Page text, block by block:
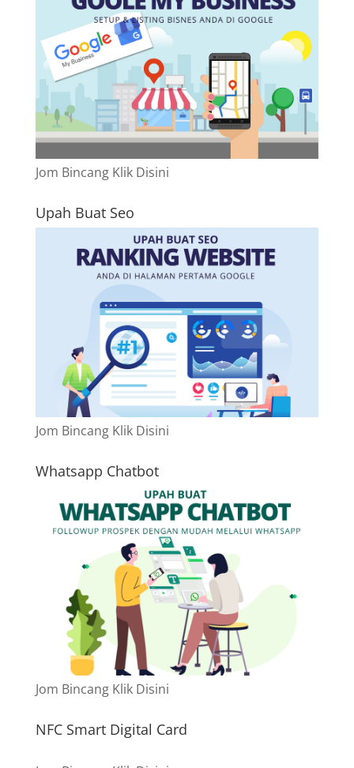
Jom Bincang Klik Disini
Upah Buat Seo
Jom Bincang Klik Disini
Whatsapp Chatbot
Jom Bincang Klik Disini
NFC Smart Digital Card